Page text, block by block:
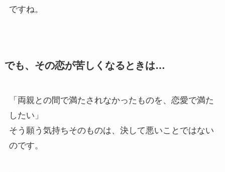
ですね。
でも、その恋が苦しくなるときは…
「両親との間で満たされなかったものを、恋愛で満た
したい」
そう願う気持ちそのものは、決して悪いことではない
のです。